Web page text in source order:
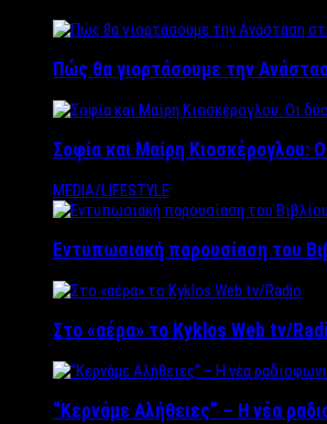
Πώς θα γιορτάσουμε την
Σοφία και Μαίρη Κιοσκέρογλου:
MEDIA/LIFESTYLE
Εντυπωσιακή παρουσίαση του
Στο «αέρα» το Kyklos Web tv/
“Kερνάμε Αλήθειες” – Η νέα